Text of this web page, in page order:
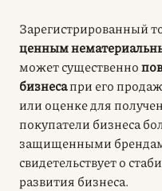
Зарегистрированный
ценным
может существенно
бизнесапри его
или оценке для
покупатели бизнеса
защищенными
свидетельствует о
развития бизнеса.